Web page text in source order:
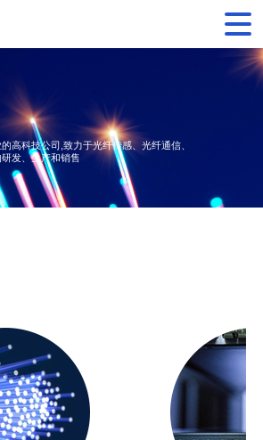
高科技公司,致力于光纤传感、光纤通信、
发、生产和销售